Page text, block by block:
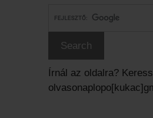
Írnál az oldalra?